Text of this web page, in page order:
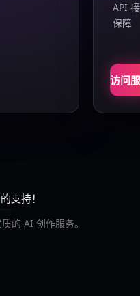
API
保障
访问
支持！
的 AI 创作服务。